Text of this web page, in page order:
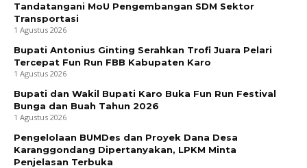
Tandatangani MoU Pengembangan SDM Sektor
Transportasi
1 Agustus 2026
Bupati Antonius Ginting Serahkan Trofi Juara Pelari
Tercepat Fun Run FBB Kabupaten Karo
1 Agustus 2026
Bupati dan Wakil Bupati Karo Buka Fun Run Festival
Bunga dan Buah Tahun 2026
1 Agustus 2026
Pengelolaan BUMDes dan Proyek Dana Desa
Karanggondang Dipertanyakan, LPKM Minta
Penjelasan Terbuka